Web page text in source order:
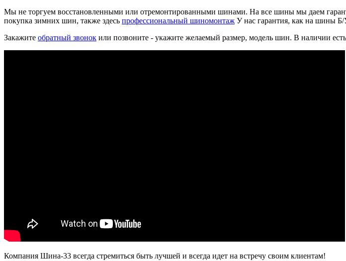
Мы не торгуем восстановленными или отремонтированными шинами. На все шины мы даем
покупка зимних шин, также здесь профессиональный шиномонтаж У нас гарантия, как на шины Б/
Закажите обратный звонок или позвоните - укажите желаемый размер, модель шин. В наличии
Компания Шина-33 всегда стремиться быть лучшей и всегда идет на встречу своим клиентам!